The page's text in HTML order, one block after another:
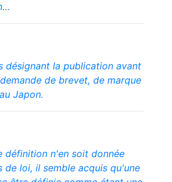
désignant la publication avant
de brevet, de marque
Japon.
définition n'en soit donnée
de loi, il semble acquis qu'une